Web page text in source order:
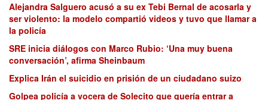
Alejandra Salguero acusó a su ex Tebi Bernal de acosarla y
ser violento: la modelo compartió videos y tuvo que llamar a
la policía
SRE inicia diálogos con Marco Rubio: ‘Una muy buena
conversación’, afirma Sheinbaum
Explica Irán el suicidio en prisión de un ciudadano suizo
Golpea policía a vocera de Solecito que quería entrar a